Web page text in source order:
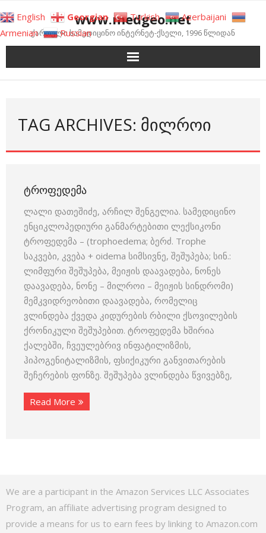
to
content
www.medgeo.net
ქართული სამედიცინო ინტერნეტ-ქსელი, 1996 წლიდან
TAG ARCHIVES: ᲛᲘᲚᲠᲝᲘ
ᲢᲠᲝᲤᲔᲓᲔᲛᲐ
ლალი დათეშიძე, არჩილ შენგელია. სამედიცინო
ენციკლოპედიური განმარტებითი ლექსიკონი
ტროფედემა – (trophoedema; ბერძ. Trophe
საკვები, კვება + oidema სიმსივნე, შეშუპება; სინ.:
ლიმფური შეშუპება, მეიჟის დაავადება, ნონეს
დაავადება, ნონე – მილროი – მეიჟის სინდრომი)
მემკვიდრეობითი დაავადება, რომელიც
ვლინდება ქვედა კიდურების რბილი ქსოვილების
ქრონიკული შეშუპებით. ტროფედემა ხშირია
ქალებში, ჩვეულებრივ ინფატილიზმის,
ჰიპოგენიტალიზმის, ფსიქიკური განვითარების
შეჩერების ფონზე. შეშუპება ვლინდება წვივებზე,
Read More
We are a participant in the Amazon Services LLC Associates
Program, an affiliate advertising program designed to
provide a means for us to earn fees by linking to Amazon.com
English Georgian Turkish
Azerbaijani
Armenian
Russian